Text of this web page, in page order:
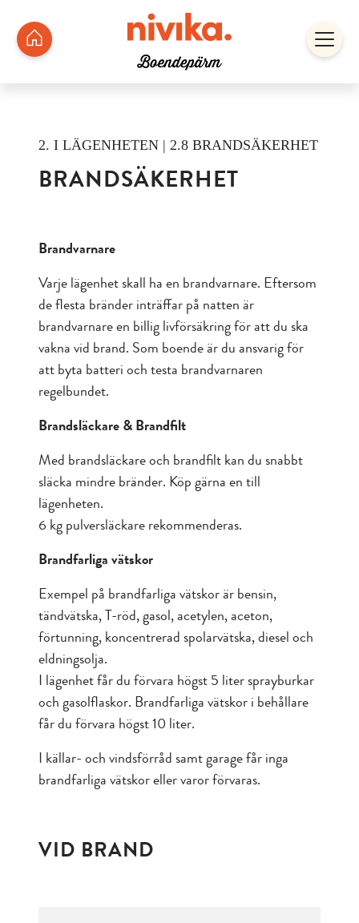
2. I LÄGENHETEN | 2.8 BRANDSÄKERHET
BRANDSÄKERHET
Brandvarnare
Varje lägenhet skall ha en brandvarnare. Eftersom
de flesta bränder inträffar på natten är
brandvarnare en billig livförsäkring för att du ska
vakna vid brand. Som boende är du ansvarig för
att byta batteri och testa brandvarnaren
regelbundet.
Brandsläckare & Brandfilt
Med brandsläckare och brandfilt kan du snabbt
släcka mindre bränder. Köp gärna en till
lägenheten.
6 kg pulversläckare rekommenderas.
Brandfarliga vätskor
Exempel på brandfarliga vätskor är bensin,
tändvätska, T-röd, gasol, acetylen, aceton,
förtunning, koncentrerad spolarvätska, diesel och
eldningsolja.
I lägenhet får du förvara högst 5 liter sprayburkar
och gasolflaskor. Brandfarliga vätskor i behållare
får du förvara högst 10 liter.
I källar- och vindsförråd samt garage får inga
brandfarliga vätskor eller varor förvaras.
VID BRAND